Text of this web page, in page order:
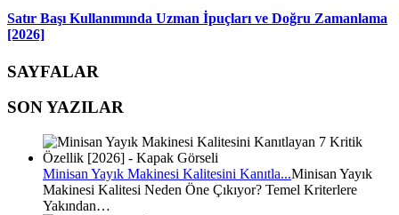
Satır Başı Kullanımında Uzman İpuçları ve Doğru Zamanlama
[2026]
SAYFALAR
SON YAZILAR
Minisan Yayık Makinesi Kalitesini Kanıtla...Minisan Yayık
Makinesi Kalitesi Neden Öne Çıkıyor? Temel Kriterlere
Yakından…